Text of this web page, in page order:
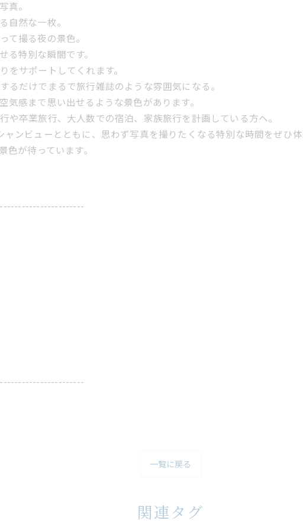
真。
自然な一枚。
て撮る夜の景色。
る特別な瞬間です。
をサポートしてくれます。
るだけでまるで旅行雑誌のような雰囲気になる。
感まで思い出せるような景色があります。
や卒業旅行、大人数での宿泊、家族旅行を計画している方へ。
ンビューとともに、思わず写真を撮りたくなる特別な時間をぜひ体
が待っています。
一覧に戻る
関連タグ